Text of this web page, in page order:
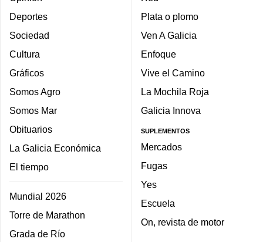
Deportes
Sociedad
Cultura
Gráficos
Somos Agro
Somos Mar
Obituarios
La Galicia Económica
El tiempo
Mundial 2026
Torre de Marathon
Grada de Río
Plata o plomo
Ven A Galicia
Enfoque
Vive el Camino
La Mochila Roja
Galicia Innova
SUPLEMENTOS
Mercados
Fugas
Yes
Escuela
On, revista de motor